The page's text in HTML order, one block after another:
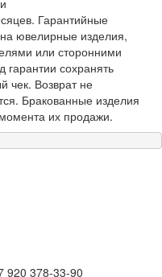
Гарантийные
ювелирные изделия,
или сторонними
сохранять
чек. Возврат не
Бракованные изделия
их продажи.
920 378-33-90